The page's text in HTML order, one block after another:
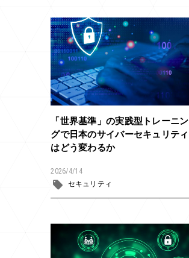
「世界基準」の実践型トレーニン
グで日本のサイバーセキュリティ
はどう変わるか
2026/4/14
セキュリティ